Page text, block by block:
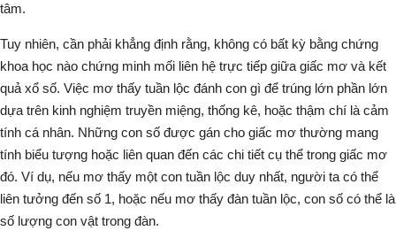
tâm.
Tuy nhiên, cần phải khẳng định rằng, không có bất kỳ bằng chứng
khoa học nào chứng minh mối liên hệ trực tiếp giữa giấc mơ và kết
quả xổ số. Việc mơ thấy tuần lộc đánh con gì để trúng lớn phần lớn
dựa trên kinh nghiệm truyền miệng, thống kê, hoặc thậm chí là cảm
tính cá nhân. Những con số được gán cho giấc mơ thường mang
tính biểu tượng hoặc liên quan đến các chi tiết cụ thể trong giấc mơ
đó. Ví dụ, nếu mơ thấy một con tuần lộc duy nhất, người ta có thể
liên tưởng đến số 1, hoặc nếu mơ thấy đàn tuần lộc, con số có thể là
số lượng con vật trong đàn.